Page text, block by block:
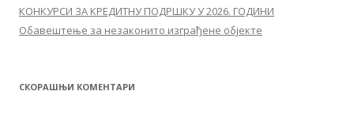
КОНКУРСИ ЗА КРЕДИТНУ ПОДРШКУ У 2026. ГОДИНИ
Обавештење за незаконито изграђене објекте
СКОРАШЊИ КОМЕНТАРИ